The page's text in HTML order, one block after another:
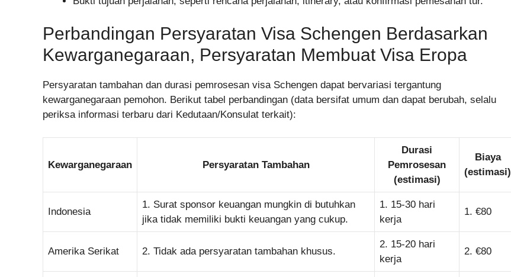
Perbandingan Persyaratan Visa Schengen Berdasarkan
Kewarganegaraan, Persyaratan Membuat Visa Eropa
Persyaratan tambahan dan durasi pemrosesan visa Schengen dapat bervariasi tergantung
kewarganegaraan pemohon. Berikut tabel perbandingan (data bersifat umum dan dapat berubah, selalu
periksa informasi terbaru dari Kedutaan/Konsulat terkait):
Kewarganegaraan Persyaratan Tambahan
Durasi
Pemrosesan
(estimasi)
Biaya
(estimasi)
Indonesia
1. Surat sponsor keuangan mungkin di butuhkan
jika tidak memiliki bukti keuangan yang cukup.
1. 15-30 hari
kerja
1. €80
Amerika Serikat 2. Tidak ada persyaratan tambahan khusus.
2. 15-20 hari
kerja
2. €80